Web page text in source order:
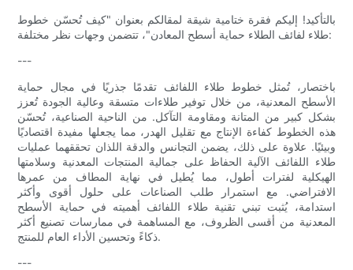
بالتأكيد! إليكم فقرة ختامية شيقة لمقالكم بعنوان "كيف تُحسّن خطوط
طلاء لفائف الطلاء حماية أسطح المعادن"، تتضمن وجهات نظر مختلفة:
---
باختصار، تُمثل خطوط طلاء اللفائف تقدمًا جذريًا في مجال حماية
الأسطح المعدنية، من خلال توفير طلاءات متسقة وعالية الجودة تُعزز
بشكل كبير من المتانة ومقاومة التآكل. من الناحية الصناعية، تُحسّن
هذه الخطوط كفاءة الإنتاج مع تقليل الهدر، مما يجعلها مفيدة اقتصاديًا
وبيئيًا. علاوة على ذلك، يضمن التجانس والدقة اللذان تحققهما عمليات
طلاء اللفائف الآلية الحفاظ على جمالية المنتجات المعدنية وسلامتها
الهيكلية لفترات أطول، مما يُطيل في نهاية المطاف من عمرها
الافتراضي. مع استمرار طلب الصناعات على حلول أقوى وأكثر
استدامة، يُثبت تبني تقنية طلاء اللفائف أهميته في حماية الأسطح
المعدنية من أقسى الظروف، مع المساهمة في ممارسات تصنيع أكثر
ذكاءً وتحسين الأداء العام للمنتج.
---